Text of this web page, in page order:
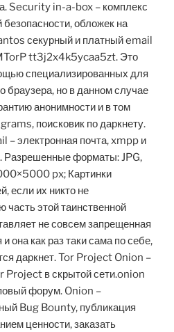
Security in-a-box – комплекс
обложек на
секурный и платный email
tt3j2x4k5ycaa5zt. Это
специализированных для
браузера, но в данном случае
анонимности и в том
поисковик по даркнету.
– электронная почта, xmpp и
Разрешенные форматы: JPG,
px; Картинки
если их никто не
этой таинственной
не совсем запрещенная
она как раз таки сама по себе,
даркнет. Tor Project Onion –
Project в скрытой сети.onion
форум. Onion –
Bug Bounty, публикация
ценности, заказать